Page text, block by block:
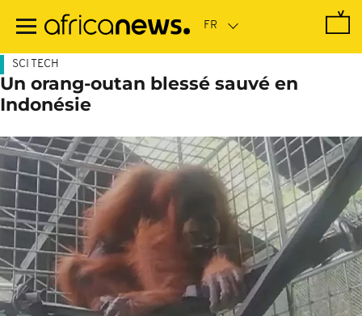
contenu
SCI TECH
Un orang-outan blessé sauvé en
Indonésie